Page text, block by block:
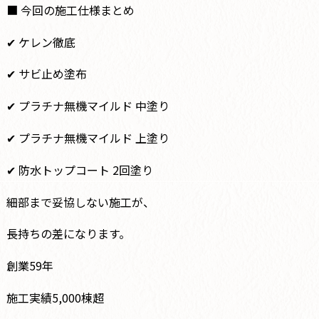
■ 今回の施工仕様まとめ
✔ ケレン徹底
✔ サビ止め塗布
✔ プラチナ無機マイルド 中塗り
✔ プラチナ無機マイルド 上塗り
✔ 防水トップコート 2回塗り
細部まで妥協しない施工が、
長持ちの差になります。
創業59年
施工実績5,000棟超